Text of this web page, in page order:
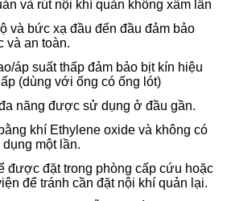
và rút nội khí quản không xâm lấn
và bức xạ đầu đến đầu đảm bảo
và an toàn.
áp suất thấp đảm bảo bịt kín hiệu
(dùng với ống có ống lót)
năng được sử dụng ở đầu gần.
khí Ethylene oxide và không có
một lần.
được đặt trong phòng cấp cứu hoặc
để tránh cần đặt nội khí quản lại.